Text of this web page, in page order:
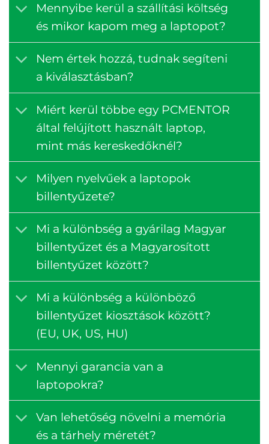
Mennyibe kerül a szállítási költség
és mikor kapom meg a laptopot?
Nem értek hozzá, tudnak segíteni
a kiválasztásban?
Miért kerül többe egy PCMENTOR
által felújított használt laptop,
mint más kereskedőknél?
Milyen nyelvűek a laptopok
billentyűzete?
Mi a különbség a gyárilag Magyar
billentyűzet és a Magyarosított
billentyűzet között?
Mi a különbség a különböző
billentyűzet kiosztások között?
(EU, UK, US, HU)
Mennyi garancia van a
laptopokra?
Van lehetőség növelni a memória
és a tárhely méretét?